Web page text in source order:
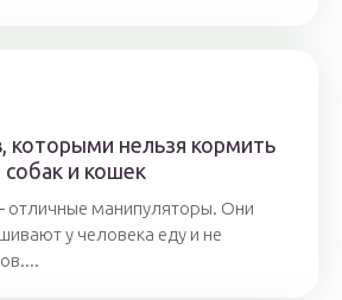
которыми нельзя кормить
собак и кошек
отличные манипуляторы. Они
у человека еду и не